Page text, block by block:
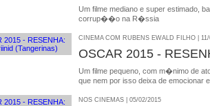
Um filme mediano e super estimado,
corrup��o na R�ssia
CINEMA COM RUBENS EWALD FILHO |
OSCAR 2015 -
Um filme pequeno, com m�nimo de
que nem por isso deixa de emocionar
NOS CINEMAS | 05/02/2015